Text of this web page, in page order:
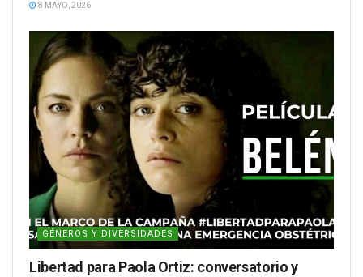
8 MAYO, 2026
GÉNEROS Y DIVERSIDADES
Libertad para Paola Ortiz: conversatorio y